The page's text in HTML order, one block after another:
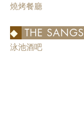
燒烤餐廳
◆ THE SANGS
泳池酒吧